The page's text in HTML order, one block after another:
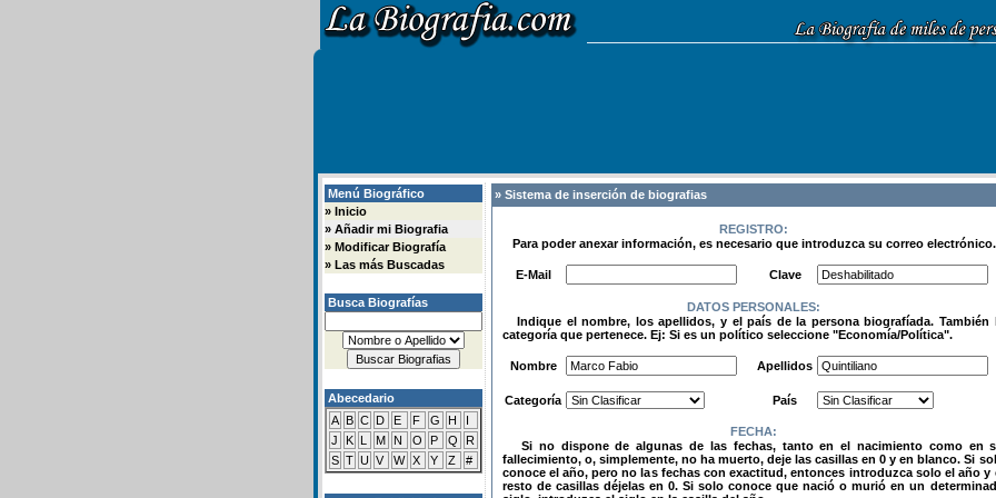
Menú Biográfico
» Inicio
» Añadir mi Biografia
» Modificar Biografía
» Las más Buscadas
Busca Biografías
Abecedario
A B C D E F G H
I
J
K L M N O P Q
R
S T U V W X Y Z #
» Sistema de inserción de biografias
REGISTRO:
Para poder anexar información, es necesario que introduzca su correo electrónico.
E-Mail
Clave
DATOS PERSONALES:
Indique el nombre, los apellidos, y el país de la persona biografíada. También
categoría que pertenece. Ej: Si es un político seleccione "Economía/Política".
Nombre
Apellidos
Categoría País
FECHA:
Si no dispone de algunas de las fechas, tanto en el nacimiento como en
fallecimiento, o, simplemente, no ha muerto, deje las casillas en 0 y en blanco. Si
conoce el año, pero no las fechas con exactitud, entonces introduzca solo el año y
resto de casillas déjelas en 0. Si solo conoce que nació o murió en un